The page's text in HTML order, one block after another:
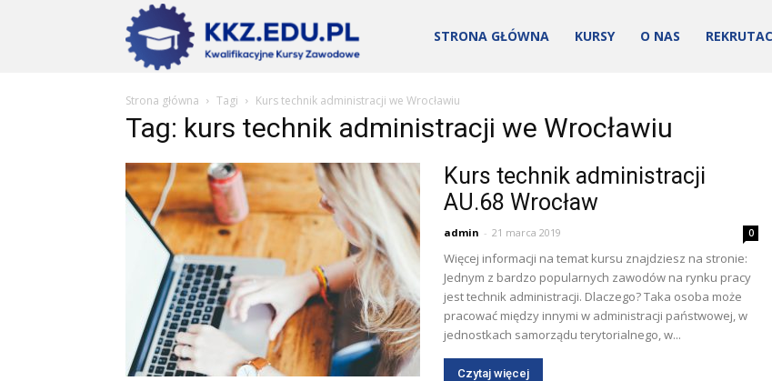
KKZ
–
Aktualności
STRONA GŁÓWNA KURSY O NAS
Strona główna Tagi Kurs technik administracji we Wrocławiu
Tag: kurs technik administracji we Wrocławiu
Kurs technik administracji
AU.68 Wrocław
admin - 21 marca 2019 0
Więcej informacji na temat kursu znajdziesz na stronie:
Jednym z bardzo popularnych zawodów na rynku pracy
jest technik administracji. Dlaczego? Taka osoba może
pracować między innymi w administracji państwowej, w
jednostkach samorządu terytorialnego, w...
Czytaj więcej